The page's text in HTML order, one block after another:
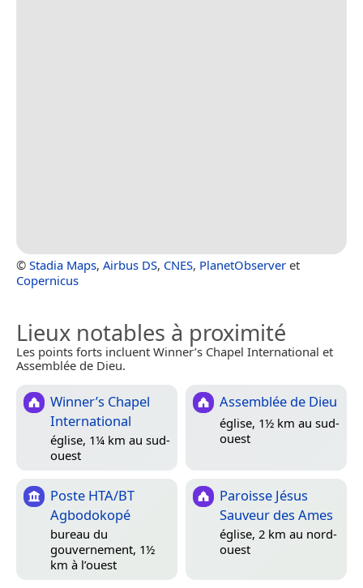
© Stadia Maps, Airbus DS, CNES, PlanetObserver et
Copernicus
Lieux notables à proximité
Les points forts incluent Winner’s Chapel International et
Assemblée de Dieu.
Winner’s Chapel
International
église, 1¼ km au sud-
ouest
Assemblée de Dieu
église, 1½ km au sud-
ouest
Poste HTA/BT
Agbodokopé
bureau du
gouvernement, 1½
km à l’ouest
Paroisse Jésus
Sauveur des Ames
église, 2 km au nord-
ouest